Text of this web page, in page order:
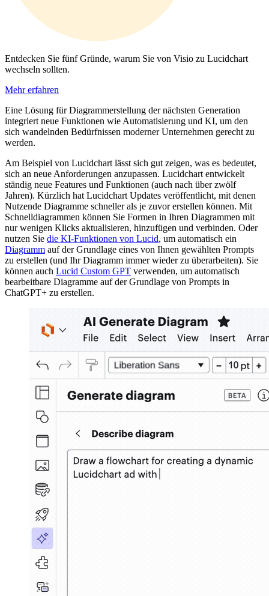
Entdecken Sie fünf Gründe, warum Sie von Visio zu Lucidchart
wechseln sollten.
Mehr erfahren
Eine Lösung für Diagrammerstellung der nächsten Generation
integriert neue Funktionen wie Automatisierung und KI, um den
sich wandelnden Bedürfnissen moderner Unternehmen gerecht zu
werden.
Am Beispiel von Lucidchart lässt sich gut zeigen, was es bedeutet,
sich an neue Anforderungen anzupassen. Lucidchart entwickelt
ständig neue Features und Funktionen (auch nach über zwölf
Jahren). Kürzlich hat Lucidchart Updates veröffentlicht, mit denen
Nutzende Diagramme schneller als je zuvor erstellen können. Mit
Schnelldiagrammen können Sie Formen in Ihren Diagrammen mit
nur wenigen Klicks aktualisieren, hinzufügen und verbinden. Oder
nutzen Sie die KI-Funktionen von Lucid, um automatisch ein
Diagramm auf der Grundlage eines von Ihnen gewählten Prompts
zu erstellen (und Ihr Diagramm immer wieder zu überarbeiten). Sie
können auch Lucid Custom GPT verwenden, um automatisch
bearbeitbare Diagramme auf der Grundlage von Prompts in
ChatGPT+ zu erstellen.